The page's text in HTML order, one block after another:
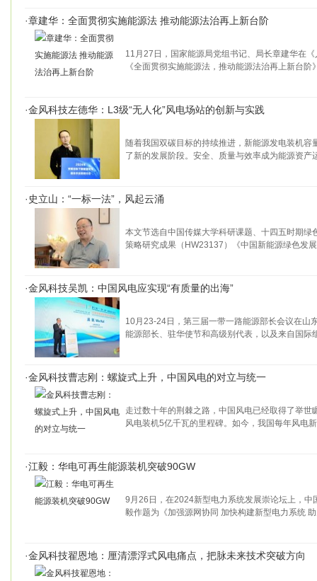
·章建华：全面贯彻实施能源法 推动能源法治再上新台阶
11月27日，国家能源局党组书记、局长章建华在
《全面贯彻实施能源法，推动能源法治再上新台阶
·金风科技左德华：L3级“无人化”风电场站的创新与实践
随着我国双碳目标的持续推进，新能源发电装机容
了新的发展阶段。安全、质量与效率成为能源资产
· 史立山：“一标一法”，风起云涌
本文节选自中国传媒大学科研课题、十四五时期绿
策略研究成果（HW23137）《中国新能源绿色发
·金风科技吴凯：中国风电应实现“有质量的出海”
10月23-24日，第三届一带一路能源部长会议在山
能源部长、驻华使节和高级别代表，以及来自国际
·金风科技曹志刚：螺旋式上升，中国风电的对立与统一
走过数十年的荆棘之路，中国风电已经取得了举世
风电装机5亿千瓦的里程碑。如今，我国每年风电
·江毅：华电可再生能源装机突破90GW
9月26日，在2024新型电力系统发展崇论坛上，中
毅作题为《加强源网协同 加快构建新型电力系统
·金风科技翟恩地：厘清漂浮式风电痛点，把脉未来技术突破方向